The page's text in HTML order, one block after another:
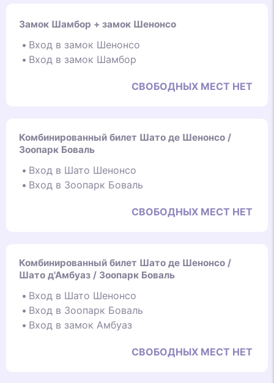
Замок Шамбор + замок Шенонсо
Вход в замок Шенонсо
Вход в замок Шамбор
СВОБОДНЫХ МЕСТ НЕТ
Комбинированный билет Шато де Шенонсо /
Зоопарк Боваль
Вход в Шато Шенонсо
Вход в Зоопарк Боваль
СВОБОДНЫХ МЕСТ НЕТ
Комбинированный билет Шато де Шенонсо /
Шато д'Амбуаз / Зоопарк Боваль
Вход в Шато Шенонсо
Вход в Зоопарк Боваль
Вход в замок Амбуаз
СВОБОДНЫХ МЕСТ НЕТ